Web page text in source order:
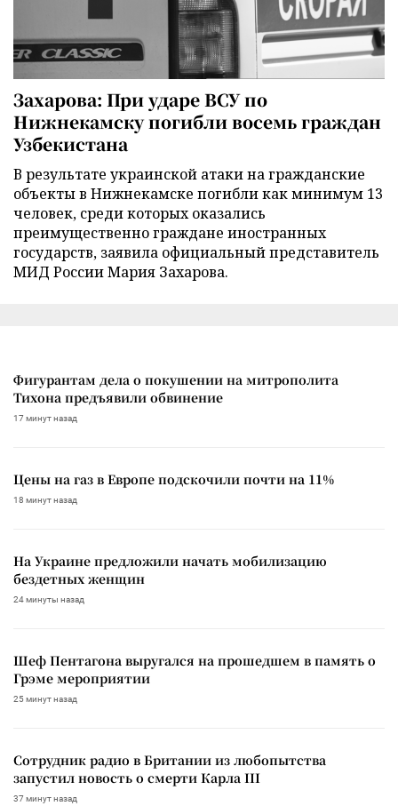
Захарова: При ударе ВСУ по
Нижнекамску погибли восемь граждан
Узбекистана
В результате украинской атаки на гражданские
объекты в Нижнекамске погибли как минимум 13
человек, среди которых оказались
преимущественно граждане иностранных
государств, заявила официальный представитель
МИД России Мария Захарова.
Фигурантам дела о покушении на митрополита
Тихона предъявили обвинение
17 минут назад
Цены на газ в Европе подскочили почти на 11%
18 минут назад
На Украине предложили начать мобилизацию
бездетных женщин
24 минуты назад
Шеф Пентагона выругался на прошедшем в память о
Грэме мероприятии
25 минут назад
Сотрудник радио в Британии из любопытства
запустил новость о смерти Карла III
37 минут назад